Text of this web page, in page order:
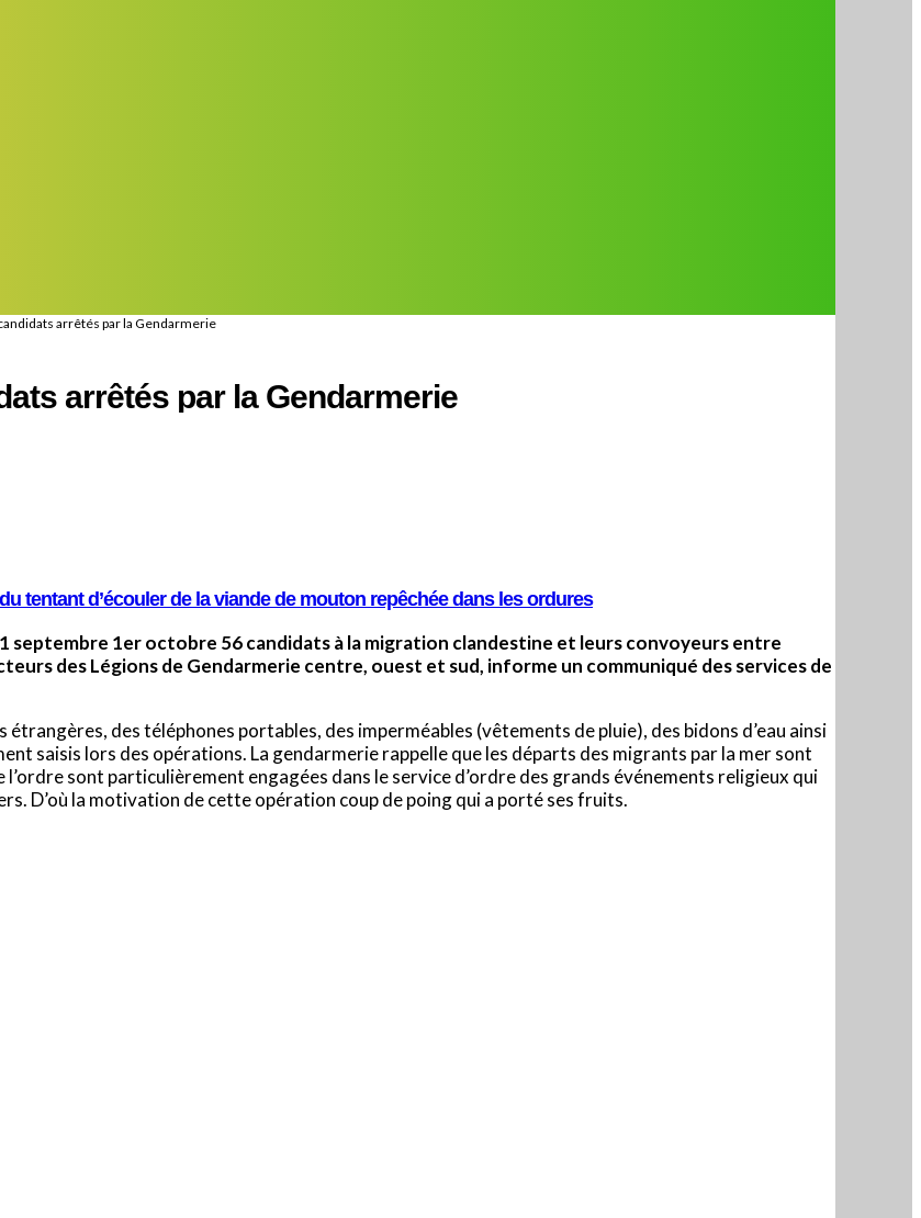
arrêtés par la Gendarmerie
arrêtés par la Gendarmerie
tentant d’écouler de la viande de mouton repêchée dans les ordures
septembre 1er octobre 56 candidats à la migration clandestine et leurs convoyeurs entre
des Légions de Gendarmerie centre, ouest et sud, informe un communiqué des services de
des téléphones portables, des imperméables (vêtements de pluie), des bidons d’eau ainsi
saisis lors des opérations. La gendarmerie rappelle que les départs des migrants par la mer sont
sont particulièrement engagées dans le service d’ordre des grands événements religieux qui
D’où la motivation de cette opération coup de poing qui a porté ses fruits.